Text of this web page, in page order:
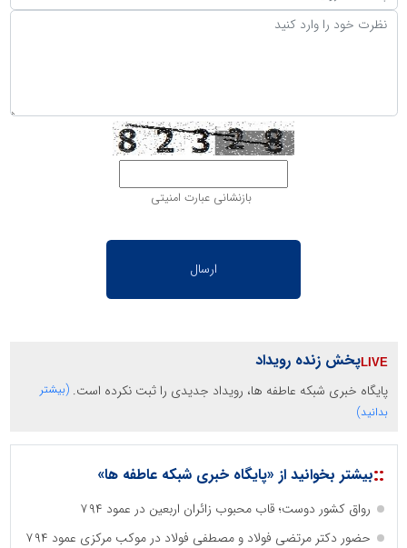
بازنشانی عبارت امنیتی
پخش زنده رویداد
پایگاه خبری شبکه عاطفه ها، رویداد جدیدی را ثبت نکرده است. (بیشتر
بدانید)
::بیشتر بخوانید از «پایگاه خبری شبکه عاطفه ها»
رواق کشور دوست؛ قاب محبوب زائران اربعین در عمود ۷۹۴
حضور دکتر مرتضی فولاد و مصطفی فولاد در موکب مرکزی عمود ۷۹۴